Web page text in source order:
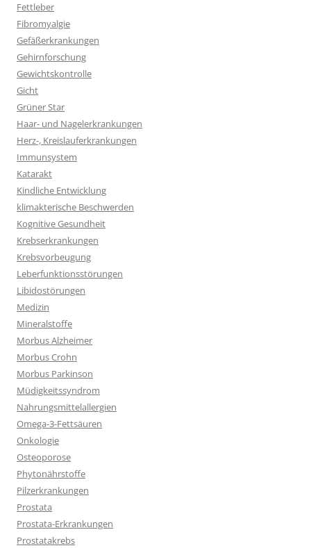
Fettleber
Fibromyalgie
Gefäßerkrankungen
Gehirnforschung
Gewichtskontrolle
Gicht
Grüner Star
Haar- und Nagelerkrankungen
Herz-, Kreislauferkrankungen
Immunsystem
Katarakt
Kindliche Entwicklung
klimakterische Beschwerden
Kognitive Gesundheit
Krebserkrankungen
Krebsvorbeugung
Leberfunktionsstörungen
Libidostörungen
Medizin
Mineralstoffe
Morbus Alzheimer
Morbus Crohn
Morbus Parkinson
Müdigkeitssyndrom
Nahrungsmittelallergien
Omega-3-Fettsäuren
Onkologie
Osteoporose
Phytonährstoffe
Pilzerkrankungen
Prostata
Prostata-Erkrankungen
Prostatakrebs